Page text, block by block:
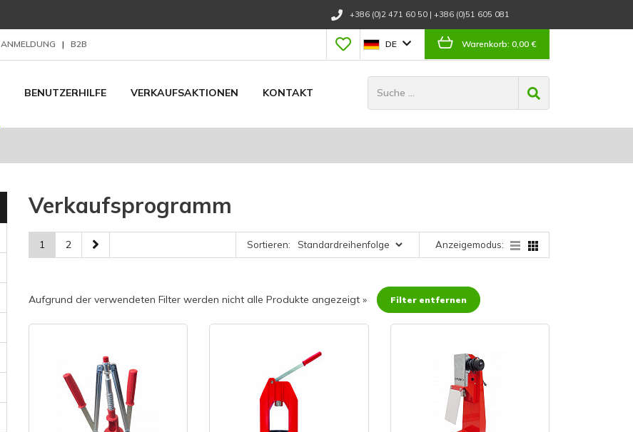
+386 (0)2 471 60 50 | +386 (0)51 605 081
ANMELDUNG | B2B DE Warenkorb: 0,00 €
BENUTZERHILFE VERKAUFSAKTIONEN KONTAKT
Verkaufsprogramm
1 2 Sortieren: Anzeigemodus:
Aufgrund der verwendeten Filter werden nicht alle Produkte angezeigt » Filter entfernen